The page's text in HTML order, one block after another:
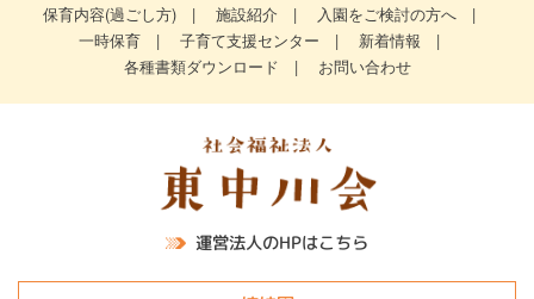
保育内容(過ごし方)
施設紹介
入園をご検討の方へ
一時保育
子育て支援センター
新着情報
各種書類ダウンロード
お問い合わせ
運営法人のHPはこちら